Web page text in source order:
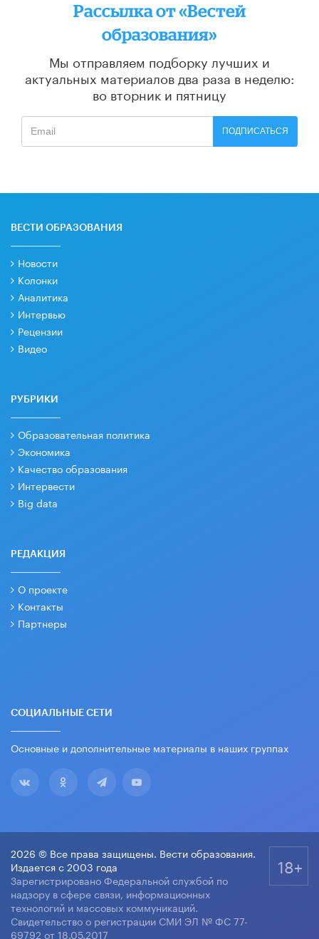
Рассылка от «Вестей
образования»
Мы отправляем подборку лучших и
актуальных материалов два раза в неделю:
во вторник и пятницу
ПОДПИСАТЬСЯ
ВЕСТИ ОБРАЗОВАНИЯ
Новости
Колонки
Аналитика
Интервью
Рецензии
Видео
РУБРИКИ
Образовательная политика
Экономика
Качество образования
Интервести
Big data
РЕДАКЦИЯ
О проекте
Контакты
Партнеры
СОЦИАЛЬНЫЕ СЕТИ
Основные и дополнительные материалы в наших группах
2026 © Все права защищены. Вести образования.
Издается с 2003 года
Зарегистрировано Федеральной службой по
надзору в сфере связи, информационных
технологий и массовых коммуникаций.
Свидетельство о регистрации СМИ ЭЛ № ФС 77-
69792 от 18.05.2017
18+